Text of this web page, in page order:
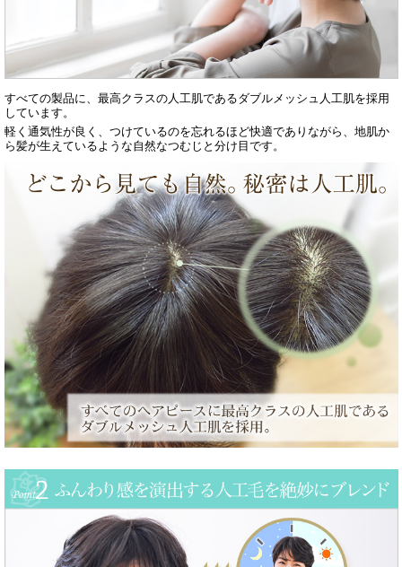
すべての製品に、最高クラスの人工肌であるダブルメッシュ人工肌を採用
しています。
軽く通気性が良く、つけているのを忘れるほど快適でありながら、地肌か
ら髪が生えているような自然なつむじと分け目です。